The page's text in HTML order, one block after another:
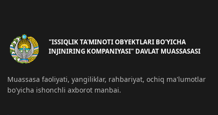
"ISSIQLIK TA'MINOTI OBYEKTLARI BO'YICHA
INJINIRING KOMPANIYASI" DAVLAT MUASSASASI
Muassasa faoliyati, yangiliklar, rahbariyat, ochiq ma'lumotlar
bo'yicha ishonchli axborot manbai.